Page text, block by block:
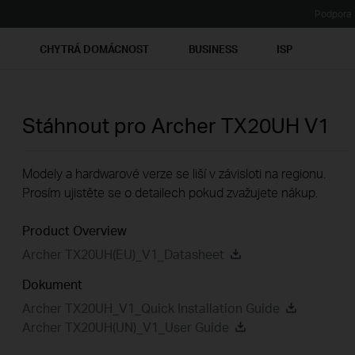
CHYTRÁ DOMÁCNOST BUSINESS ISP
Stáhnout pro Archer TX20UH V1
Modely a hardwarové verze se liší v závisloti na regionu.
Prosím ujistěte se o detailech pokud zvažujete nákup.
Product Overview
Archer TX20UH(EU)_V1_Datasheet
Dokument
Archer TX20UH_V1_Quick Installation Guide
Archer TX20UH(UN)_V1_User Guide